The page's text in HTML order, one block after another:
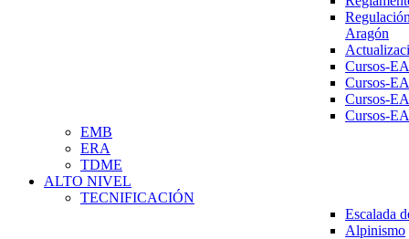
Aragón
Cursos-
Cursos-
Cursos-
Cursos-
EMB
ERA
TDME
ALTO NIVEL
TECNIFICACIÓN
Escalada
Alpinismo